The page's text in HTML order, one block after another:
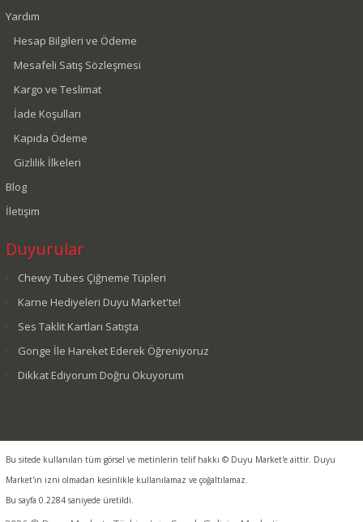
Yardım
Hesap Bilgileri ve Ödeme
Mesafeli Satış Sözleşmesi
Kargo ve Teslimat
İade Koşulları
Kapıda Ödeme
Gizlilik İlkeleri
Blog
İletişim
Duyurular
Chewy Tubes Çiğneme Tüpleri
Karne Hediyeleri Duyu Market'te!
Ses Taklit Kartları Satışta
Gonge İle Hareket Ederek Öğreniyoruz
Dikkat Ediyorum Doğru Okuyorum
Bu sitede kullanılan tüm görsel ve metinlerin telif hakkı © Duyu Market'e aittir. Duyu
Market'in izni olmadan kesinlikle kullanılamaz ve çoğaltılamaz.
Bu sayfa 0.2284 saniyede üretildi.